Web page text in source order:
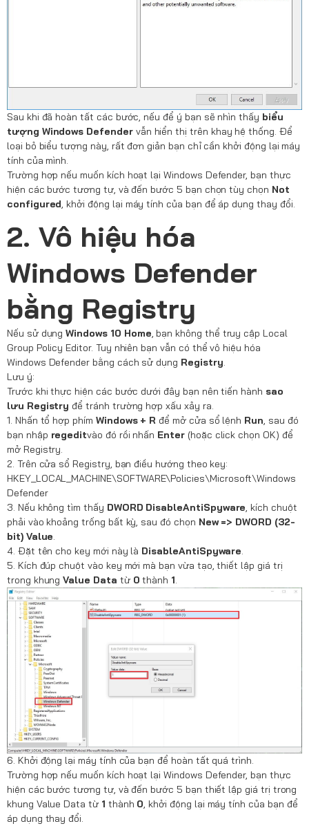
Sau khi đã hoàn tất các bước, nếu để ý bạn sẽ nhìn thấy biểu
tượng Windows Defendervẫn hiển thị trên khay hệ thống. Để
loại bỏ biểu tượng này, rất đơn giản bạn chỉ cần khởi động lại máy
tính của mình.
Trường hợp nếu muốn kích hoạt lại Windows Defender, bạn thực
hiện các bước tương tự, và đến bước 5 bạn chọn tùy chọn Not
configured , khởi động lại máy tính của bạn để áp dụng thay đổi.
2. Vô hiệu hóa
Windows Defender
bằng Registry
Nếu sử dụngWindows 10 Home , bạn không thể truy cập Local
Group Policy Editor. Tuy nhiên bạn vẫn có thể vô hiệu hóa
Windows Defender bằng cách sử dụng Registry
Lưu ý:
Trước khi thực hiện các bước dưới đây bạn nên tiến hành sao
lưu Registry để tránh trường hợp xấu xảy ra.
1. Nhấn tổ hợp phím Windows + R để mở cửa sổ lệnh Run , sau đó
bạn nhập regeditvào đó rồi nhấn Enter(hoặc click chọn OK) để
mở Registry.
2. Trên cửa sổ Registry, bạn điều hướng theo key:
HKEY_LOCAL_MACHINE\SOFTWARE\Policies\Microsoft\Windows
Defender
3. Nếu không tìm thấy DWORD DisableAntiSpyware , kích chuột
phải vào khoảng trống bất kỳ, sau đó chọn New => DWORD (32-
bit) Value
4. Đặt tên cho key mới này là DisableAntiSpyware
5. Kích đúp chuột vào key mới mà bạn vừa tạo, thiết lập giá trị
trong khungValue Data từ 0 thành 1
6. Khởi động lại máy tính của bạn để hoàn tất quá trình.
Trường hợp nếu muốn kích hoạt lại Windows Defender, bạn thực
hiện các bước tương tự, và đến bước 5 bạn thiết lập giá trị trong
khung Value Data từ 1 thành 0, khởi động lại máy tính của bạn để
áp dụng thay đổi.